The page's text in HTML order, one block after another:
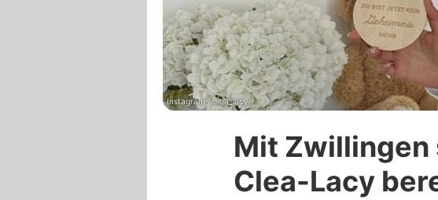
Instagram / clea_lacy
Mit Zwillingen
Clea-Lacy